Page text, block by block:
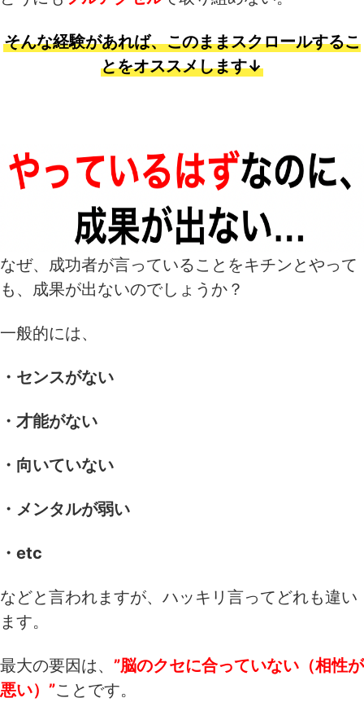
そんな経験があれば、このままスクロールするこ
とをオススメします↓
なぜ、成功者が言っていることをキチンとやって
も、成果が出ないのでしょうか？
一般的には、
・センスがない
・才能がない
・向いていない
・メンタルが弱い
・etc
などと言われますが、ハッキリ言ってどれも違い
ます。
最大の要因は、 ”脳のクセに合っていない（相性が
悪い）”ことです。